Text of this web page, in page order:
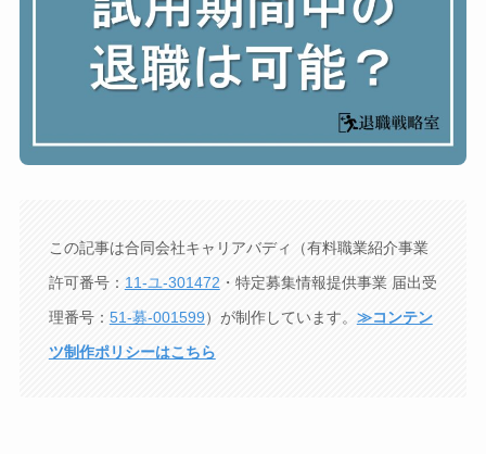
この記事は合同会社キャリアバディ（有料職業紹介事業
許可番号： 11-ユ-301472 ・特定募集情報提供事業 届出受
理番号： 51-募-001599）が制作しています。 ≫コンテン
ツ制作ポリシーはこちら